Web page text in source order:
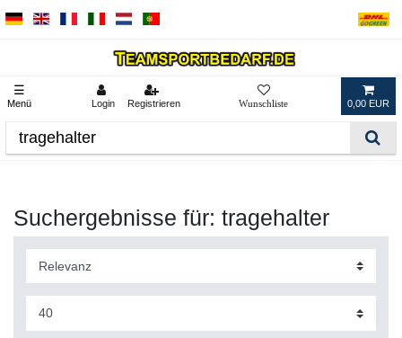
☰
Menü Login Registrieren 0,00 EUR
Suchergebnisse für: tragehalter